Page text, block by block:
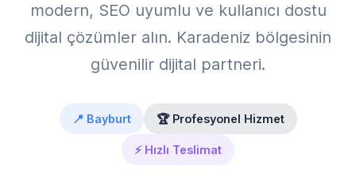
modern, SEO uyumlu ve kullanıcı dostu
dijital çözümler alın. Karadeniz bölgesinin
güvenilir dijital partneri.
📍 Bayburt 🏆 Profesyonel Hizmet
⚡ Hızlı Teslimat